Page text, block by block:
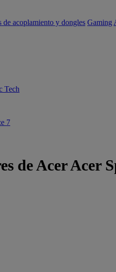
de acoplamiento y dongles Gaming
Tech
7
de Acer Acer